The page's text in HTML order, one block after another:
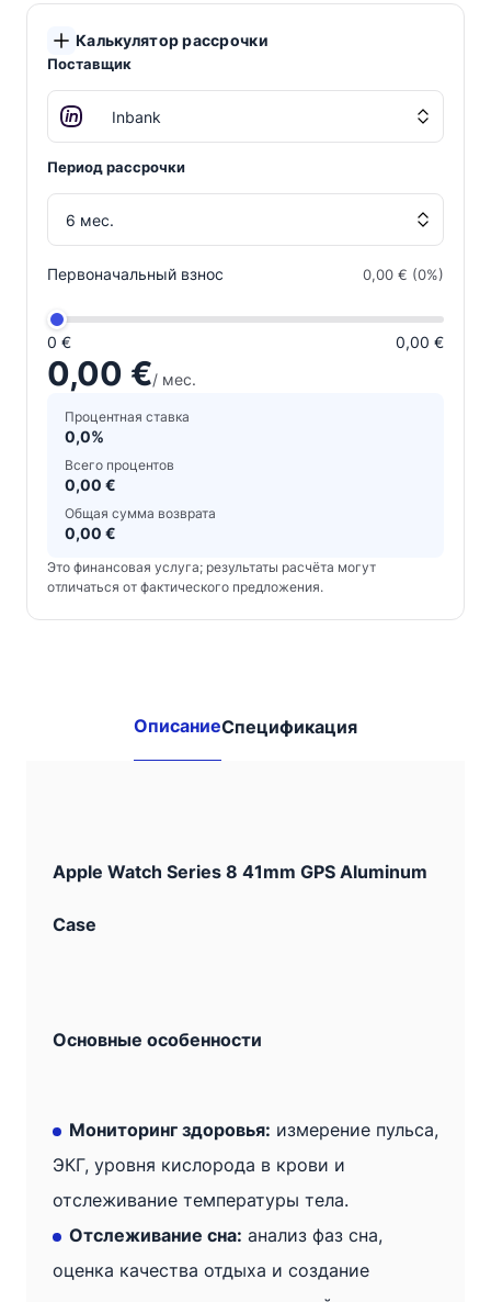
Калькулятор рассрочки
Поставщик
Период рассрочки
Первоначальный взнос 0,00 € (0%)
0 € 0,00 €
0,00 €/ мес.
Процентная ставка
0,0%
Всего процентов
0,00 €
Общая сумма возврата
0,00 €
Это финансовая услуга; результаты расчёта могут
отличаться от фактического предложения.
комбинации:
Series
Класс
(Очень
хорошее)
ОписаниеСпецификация
Apple Watch Series 8 41mm GPS Aluminum
Case
Основные особенности
Мониторинг здоровья: измерение пульса,
ЭКГ, уровня кислорода в крови и
отслеживание температуры тела.
Отслеживание сна: анализ фаз сна,
оценка качества отдыха и создание